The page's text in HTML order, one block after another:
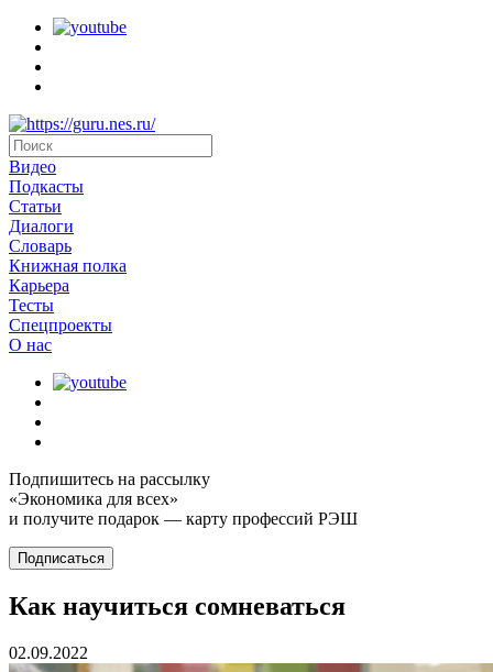
Видео
Подкасты
Статьи
Диалоги
Словарь
Книжная полка
Карьера
Тесты
Спецпроекты
О наc
Подпишитесь на рассылку
«Экономика для всех»
и получите подарок — карту профессий РЭШ
Подписаться
Как научиться сомневаться
02.09.2022